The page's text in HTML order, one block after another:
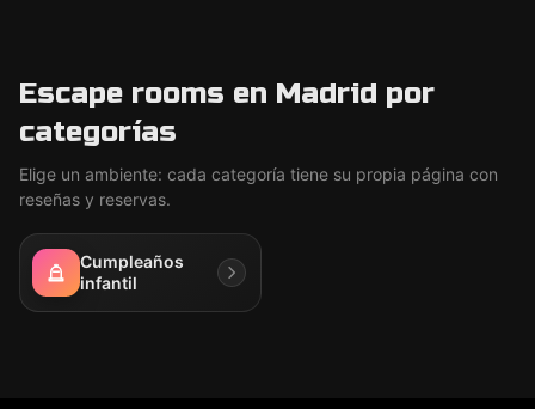
Escape rooms en Madrid por
categorías
Elige un ambiente: cada categoría tiene su propia página con
reseñas y reservas.
Cumpleaños
infantil